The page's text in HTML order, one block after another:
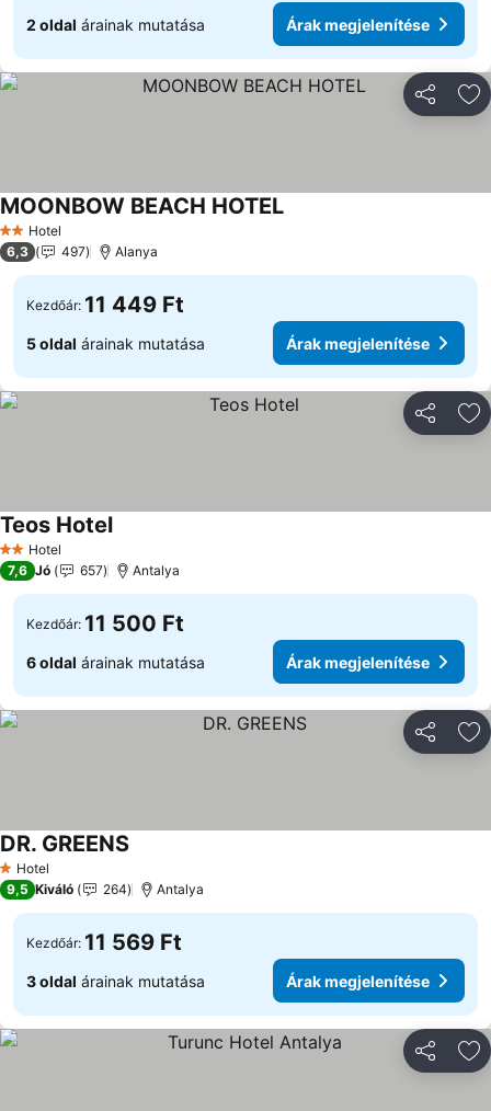
2 oldal árainak mutatása Árak megjelenítése
2 Kategória
Hotel
MOONBOW BEACH HOTEL
6,3 497 Alanya
Kezdőár: 11 449 Ft
5 oldal árainak mutatása Árak megjelenítése
2 Kategória
Hotel
Teos Hotel
7,6 Jó 657 Antalya
Kezdőár: 11 500 Ft
6 oldal árainak mutatása Árak megjelenítése
1 Kategória
Hotel
DR. GREENS
9,5 Kiváló 264 Antalya
Kezdőár: 11 569 Ft
3 oldal árainak mutatása Árak megjelenítése